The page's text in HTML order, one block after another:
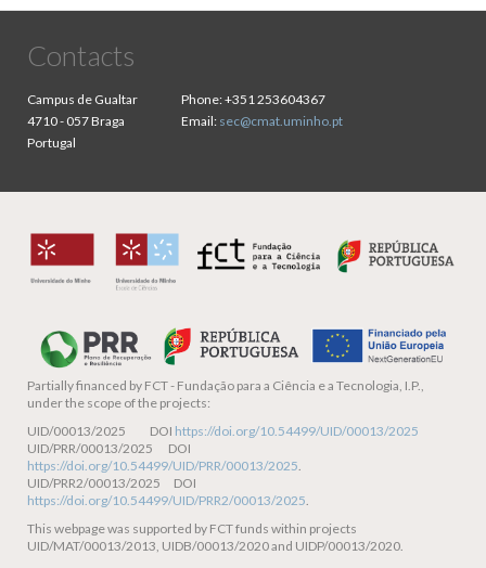
Contacts
Campus de Gualtar
4710 - 057 Braga
Portugal
Phone:+351 253604367
Email: sec@cmat.uminho.pt
Partially financed by FCT - Fundação para a Ciência e a Tecnologia, I.P.,
under the scope of the projects:
UID/00013/2025 DOI https://doi.org/10.54499/UID/00013/2025
UID/PRR/00013/2025 DOI
https://doi.org/10.54499/UID/PRR/00013/2025.
UID/PRR2/00013/2025 DOI
https://doi.org/10.54499/UID/PRR2/00013/2025.
This webpage was supported by FCT funds within projects
UID/MAT/00013/2013, UIDB/00013/2020 and UIDP/00013/2020.